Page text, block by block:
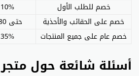
خصم للطلب الأول
10%
خصم على الحقائب والأحذية
حتى 80%
خصم عام على جميع المنتجات
35%
أسئلة شائعة حول متجر 6 ستريت